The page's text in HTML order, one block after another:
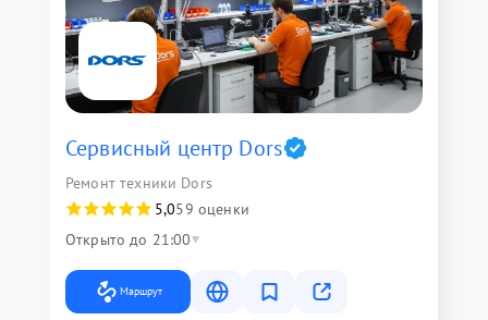
Сервисный центр Dors
Ремонт техники Dors
5,059 оценки
Открыто до 21:00
Маршрут